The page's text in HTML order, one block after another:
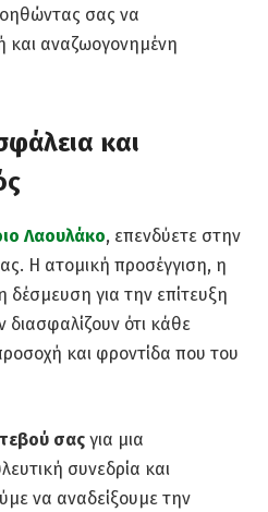
σας να
και αναζωογονημένη
και
Λαουλάκο, επενδύετε στην
Η ατομική προσέγγιση, η
δέσμευση για την επίτευξη
ότι κάθε
και φροντίδα που του
σας για μια
συνεδρία και
να αναδείξουμε την